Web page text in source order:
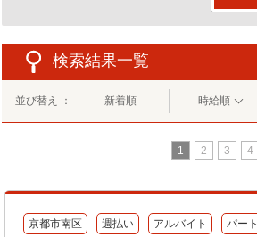
検索結果一覧
並び替え ： 新着順 時給順
1 2 3 4
京都市南区 週払い アルバイト パート